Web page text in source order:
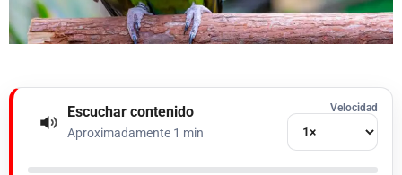
Escuchar contenido
Aproximadamente 1 min
Velocidad